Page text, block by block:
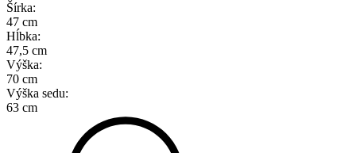
Šírka:
47 cm
Hĺbka:
47,5 cm
Výška:
70 cm
Výška sedu:
63 cm